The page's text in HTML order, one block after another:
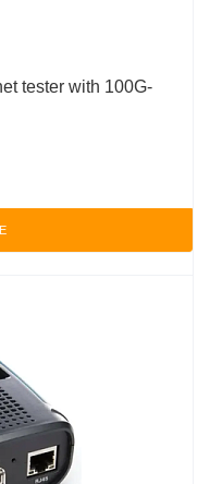
tester with 100G-